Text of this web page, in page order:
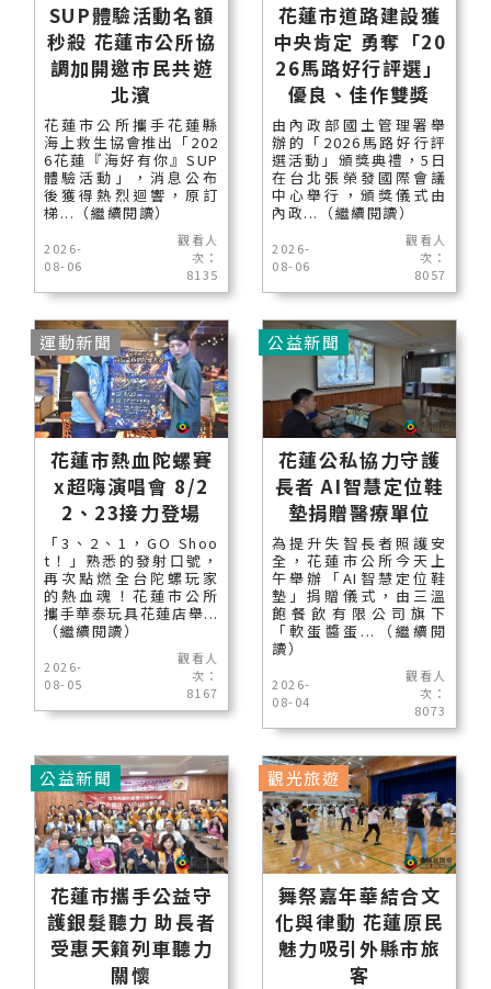
SUP體驗活動名額
秒殺 花蓮市公所協
調加開邀市民共遊
北濱
花蓮市公所攜手花蓮縣
海上救生協會推出「202
6花蓮『海好有你』SUP
體驗活動」，消息公布
後獲得熱烈迴響，原訂
梯...（繼續閱讀）
2026-
08-06
觀看人
次：
8135
花蓮市道路建設獲
中央肯定 勇奪「20
26馬路好行評選」
優良、佳作雙獎
由內政部國土管理署舉
辦的「2026馬路好行評
選活動」頒獎典禮，5日
在台北張榮發國際會議
中心舉行，頒獎儀式由
內政...（繼續閱讀）
2026-
08-06
觀看人
次：
8057
花蓮市熱血陀螺賽
x超嗨演唱會 8/2
2、23接力登場
「3、2、1，GO Shoo
t！」熟悉的發射口號，
再次點燃全台陀螺玩家
的熱血魂！花蓮市公所
攜手華泰玩具花蓮店舉...
（繼續閱讀）
2026-
08-05
觀看人
次：
8167
運動新聞
花蓮公私協力守護
長者 AI智慧定位鞋
墊捐贈醫療單位
為提升失智長者照護安
全，花蓮市公所今天上
午舉辦「AI智慧定位鞋
墊」捐贈儀式，由三溫
飽餐飲有限公司旗下
「軟蛋醬蛋...（繼續閱
讀）
2026-
08-04
觀看人
次：
8073
公益新聞
花蓮市攜手公益守
護銀髮聽力 助長者
受惠天籟列車聽力
關懷
公益新聞
舞祭嘉年華結合文
化與律動 花蓮原民
魅力吸引外縣市旅
客
觀光旅遊